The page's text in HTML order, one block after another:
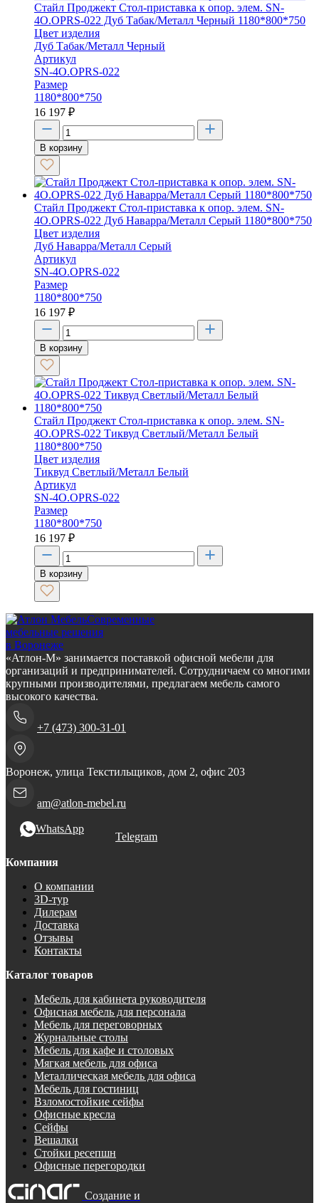
Стайл Проджект Стол-приставка к опор. элем. SN-
4O.OPRS-022 Дуб Табак/Металл Черный 1180*800*750
Цвет изделия
Дуб Табак/Металл Черный
Артикул
SN-4O.OPRS-022
Размер
1180*800*750
16 197 ₽
В корзину
Стайл Проджект Стол-приставка к опор. элем. SN-
4O.OPRS-022 Дуб Наварра/Металл Серый 1180*800*750
Цвет изделия
Дуб Наварра/Металл Серый
Артикул
SN-4O.OPRS-022
Размер
1180*800*750
16 197 ₽
В корзину
Стайл Проджект Стол-приставка к опор. элем. SN-
4O.OPRS-022 Тиквуд Светлый/Металл Белый
1180*800*750
Цвет изделия
Тиквуд Светлый/Металл Белый
Артикул
SN-4O.OPRS-022
Размер
1180*800*750
16 197 ₽
В корзину
Современные
мебельные решения
в Воронеже
«Атлон-М» занимается поставкой офисной мебели для
организаций и предпринимателей. Сотрудничаем со многими
крупными производителями, предлагаем мебель самого
высокого качества.
+7 (473) 300-31-01
Воронеж, улица Текстильщиков, дом 2, офис 203
am@atlon-mebel.ru
WhatsApp
Telegram
Компания
О компании
3D-тур
Дилерам
Доставка
Отзывы
Контакты
Каталог товаров
Мебель для кабинета руководителя
Офисная мебель для персонала
Мебель для переговорных
Журнальные столы
Мебель для кафе и столовых
Мягкая мебель для офиса
Металлическая мебель для офиса
Мебель для гостиниц
Взломостойкие сейфы
Офисные кресла
Сейфы
Вешалки
Стойки ресепшн
Офисные перегородки
Создание и